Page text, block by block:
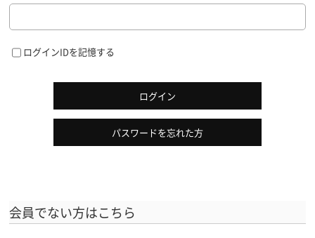
ログインIDを記憶する
ログイン
パスワードを忘れた方
会員でない方はこちら